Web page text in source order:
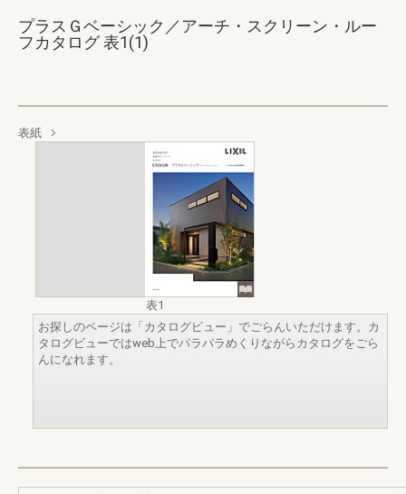
プラスＧベーシック／アーチ・スクリーン・ルー
フカタログ 表1(1)
表紙
表1
お探しのページは「カタログビュー」でごらんいただけます。カ
タログビューではweb上でパラパラめくりながらカタログをごら
んになれます。